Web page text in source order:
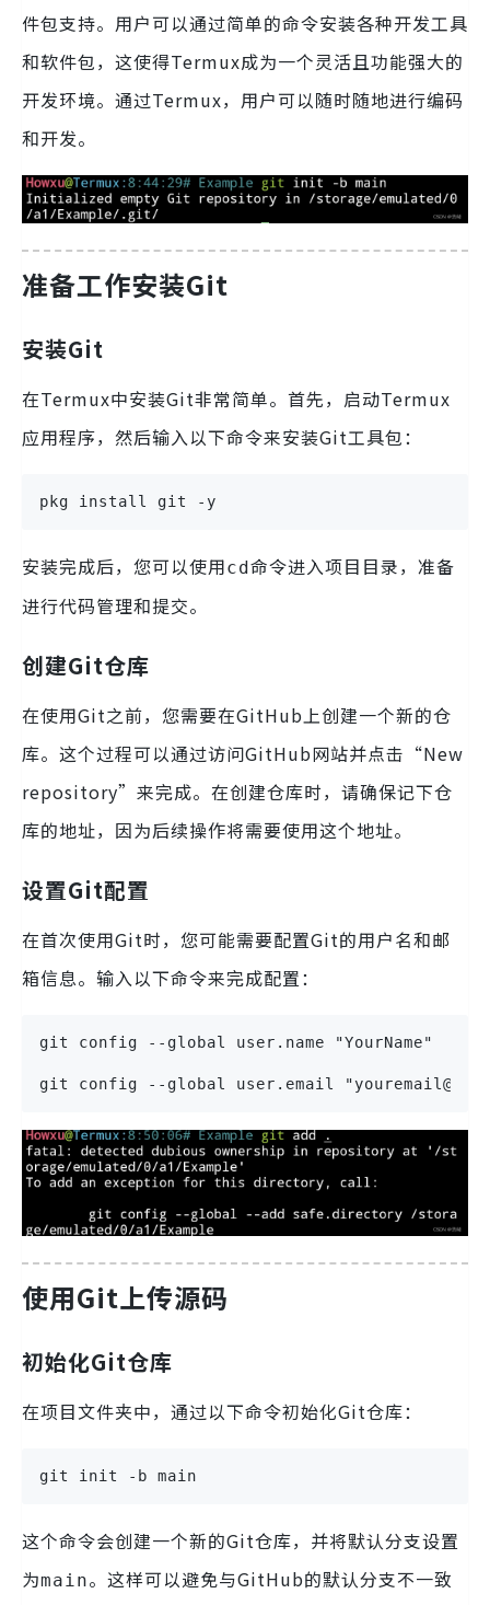
件包支持。用户可以通过简单的命令安装各种开发工具
和软件包，这使得Termux成为一个灵活且功能强大的
开发环境。通过Termux，用户可以随时随地进行编码
和开发。
准备工作安装Git
安装Git
在Termux中安装Git非常简单。首先，启动Termux
应用程序，然后输入以下命令来安装Git工具包：
pkg install git -y
安装完成后，您可以使用cd 命令进入项目目录，准备
进行代码管理和提交。
创建Git仓库
在使用Git之前，您需要在GitHub上创建一个新的仓
库。这个过程可以通过访问GitHub网站并点击“New
repository”来完成。在创建仓库时，请确保记下仓
库的地址，因为后续操作将需要使用这个地址。
设置Git配置
在首次使用Git时，您可能需要配置Git的用户名和邮
箱信息。输入以下命令来完成配置：
git config --global user.name "YourName"
git config --global user.email
使用Git上传源码
初始化Git仓库
在项目文件夹中，通过以下命令初始化Git仓库：
git init -b main
这个命令会创建一个新的Git仓库，并将默认分支设置
为main。这样可以避免与GitHub的默认分支不一致